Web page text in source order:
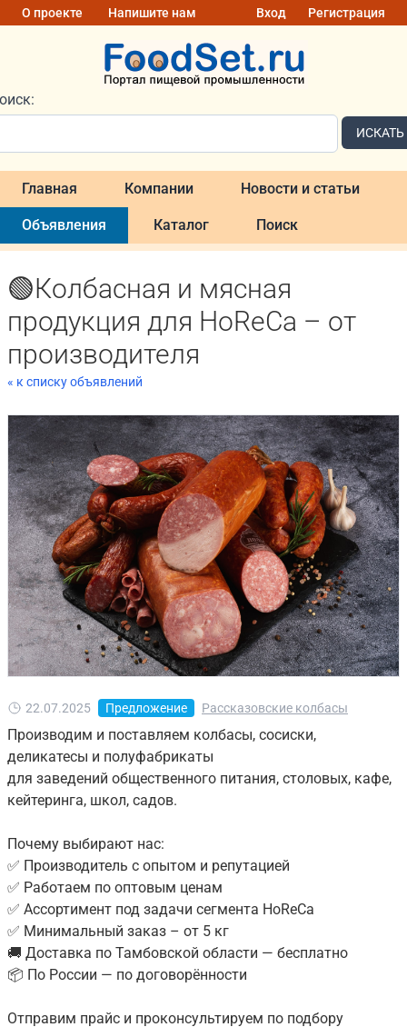
О проекте Напишите нам Вход Регистрация
ИСКАТЬ
Главная Компании Новости и статьи
Объявления Каталог Поиск
🟢Колбасная и мясная
продукция для HoReCa – от
производителя
« к списку объявлений
22.07.2025 Предложение Рассказовские колбасы
Производим и поставляем колбасы, сосиски,
деликатесы и полуфабрикаты
для заведений общественного питания, столовых, кафе,
кейтеринга, школ, садов.
Почему выбирают нас:
✅ Производитель с опытом и репутацией
✅ Работаем по оптовым ценам
✅ Ассортимент под задачи сегмента HoReCa
✅ Минимальный заказ – от 5 кг
🚚 Доставка по Тамбовской области — бесплатно
📦 По России — по договорённости
Отправим прайс и проконсультируем по подбору